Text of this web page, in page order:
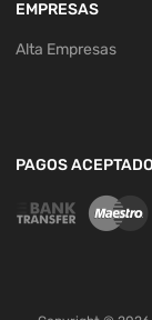
EMPRESAS
Alta Empresas
PAGOS